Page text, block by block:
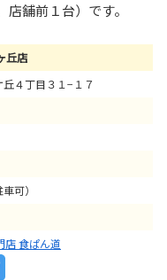
舗前１台）です。
丘店
４丁目３１−１７
可）
店 食ぱん道